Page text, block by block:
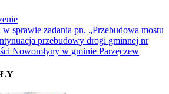
w sprawie zadania pn. „Przebudowa mostu
przebudowy drogi gminnej nr
Nowomłyny w gminie Parzęczew